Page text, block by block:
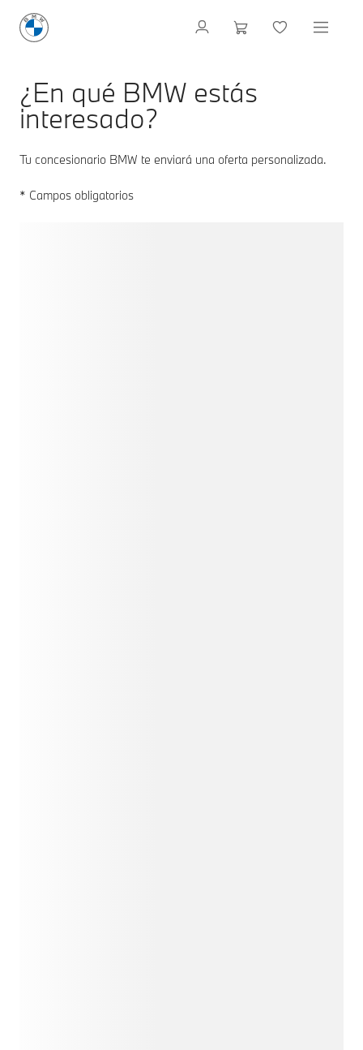
¿En qué BMW estás
interesado?
Tu concesionario BMW te enviará una oferta personalizada.
* Campos obligatorios